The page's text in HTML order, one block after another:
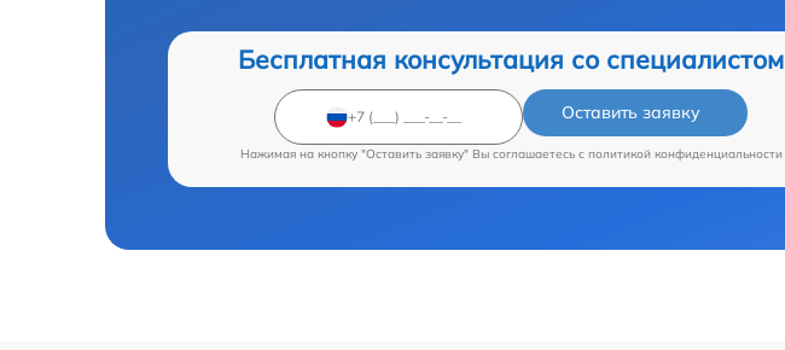
Бесплатная консультация со специалистом
Оставить заявку
Нажимая на кнопку "Оставить заявку" Вы соглашаетесь c политикой конфиденциальности